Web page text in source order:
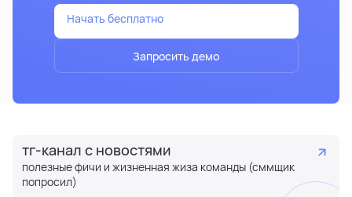
Начать бесплатно
Запросить демо
тг-канал с новостями
полезные фичи и жизненная жиза команды (сммщик
попросил)